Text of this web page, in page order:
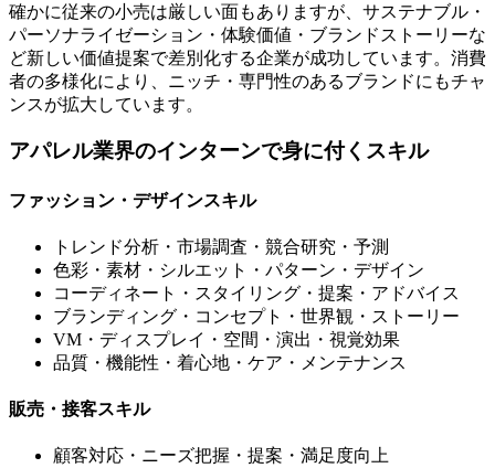
確かに従来の小売は厳しい面もありますが、サステナブル・
パーソナライゼーション・体験価値・ブランドストーリーな
ど新しい価値提案で差別化する企業が成功しています。消費
者の多様化により、ニッチ・専門性のあるブランドにもチャ
ンスが拡大しています。
アパレル業界のインターンで身に付くスキル
ファッション・デザインスキル
トレンド分析・市場調査・競合研究・予測
色彩・素材・シルエット・パターン・デザイン
コーディネート・スタイリング・提案・アドバイス
ブランディング・コンセプト・世界観・ストーリー
VM・ディスプレイ・空間・演出・視覚効果
品質・機能性・着心地・ケア・メンテナンス
販売・接客スキル
顧客対応・ニーズ把握・提案・満足度向上